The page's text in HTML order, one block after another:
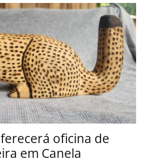
oficina de
em Canela